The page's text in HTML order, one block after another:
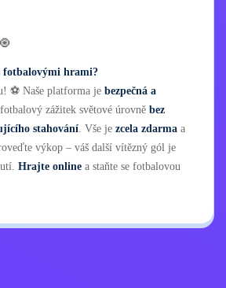
🧿
fotbalovými hrami?
⚽ Naše platforma je bezpečná a
zážitek světové úrovně bez
stahování . Vše je zcela zdarma a
výkop – váš další vítězný gól je
Hrajte online a staňte se fotbalovou